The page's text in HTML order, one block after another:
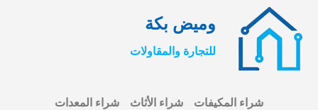
وميض بكة
للتجارة والمقاولات
شراء المكيفات شراء الأثاث شراء المعدات